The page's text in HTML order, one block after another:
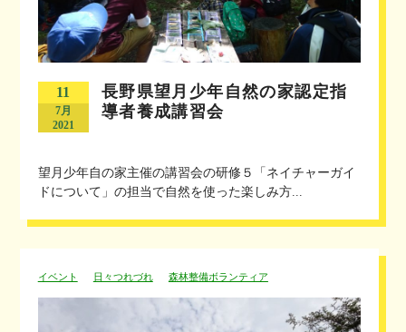
11
7月
2021
長野県望月少年自然の家認定指
導者養成講習会
望月少年自の家主催の講習会の研修５「ネイチャーガイ
ドについて」の担当で自然を使った楽しみ方...
イベント 日々つれづれ 森林整備ボランティア